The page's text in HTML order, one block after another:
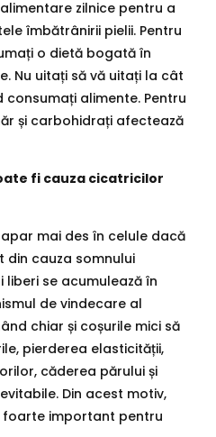
zilnice pentru a
îmbătrânirii pielii. Pentru
o dietă bogată în
Nu uitați să vă uitați la cât
alimente. Pentru
și carbohidrați afectează
fi cauza cicatricilor
mai des în celule dacă
din cauza somnului
se acumulează în
de vindecare al
chiar și coșurile mici să
pierderea elasticității,
căderea părului și
Din acest motiv,
foarte important pentru